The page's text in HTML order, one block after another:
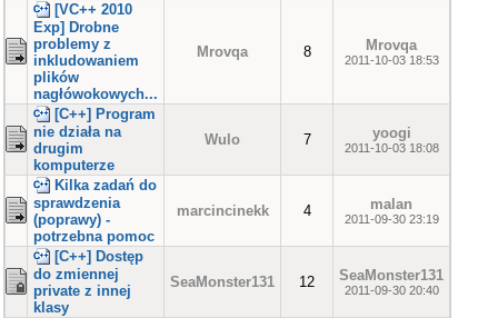
[VC++ 2010
Exp] Drobne
problemy z
inkludowaniem
plików
nagłówokowych...
Mrovqa 8 Mrovqa
2011-10-03 18:53
[C++] Program
nie działa na
drugim
komputerze
Wulo 7 yoogi
2011-10-03 18:08
Kilka zadań do
sprawdzenia
(poprawy) -
potrzebna pomoc
marcincinekk 4 malan
2011-09-30 23:19
[C++] Dostęp
do zmiennej
private z innej
klasy
SeaMonster131 12 SeaMonster131
2011-09-30 20:40